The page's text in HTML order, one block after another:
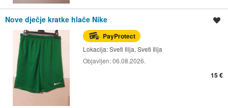
Nove dječje kratke hlače Nike
PayProtect
Lokacija:Sveti Ilija, Sveti Ilija
Objavljen:06.08.2026.
15 €